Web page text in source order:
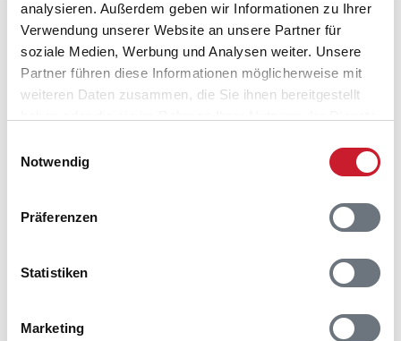
analysieren. Außerdem geben wir Informationen zu Ihrer
Verwendung unserer Website an unsere Partner für
soziale Medien, Werbung und Analysen weiter. Unsere
Partner führen diese Informationen möglicherweise mit
weiteren Daten zusammen, die Sie ihnen bereitgestellt
Notwendig
Präferenzen
Statistiken
Marketing
Lageplan
Adresse
Ferienhaus D3930
Vesterledvej 56
6960 Hvide Sande